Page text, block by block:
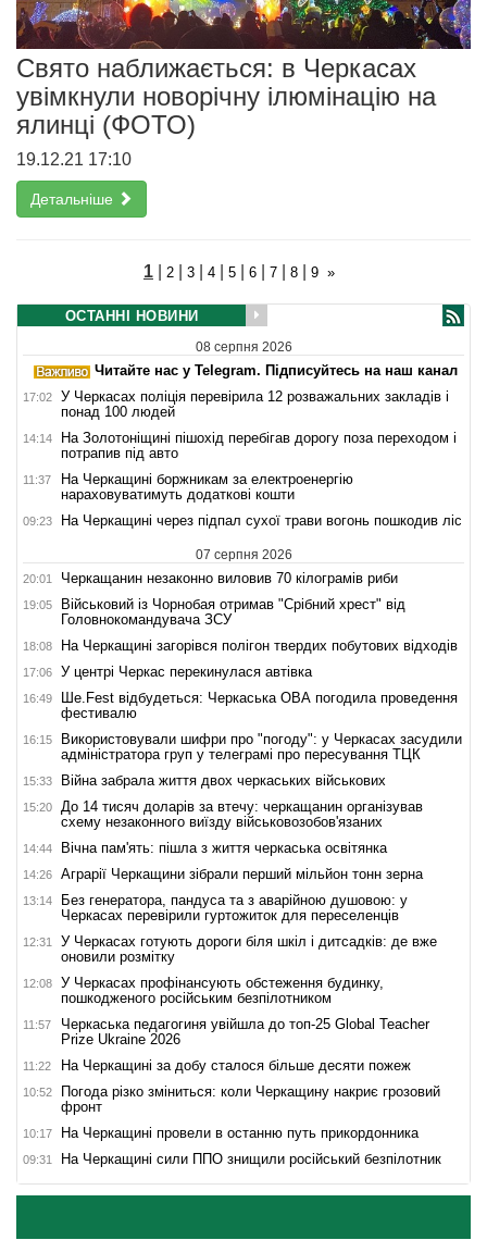
Свято наближається: в Черкасах
увімкнули новорічну ілюмінацію на
ялинці (ФОТО)
19.12.21 17:10
Детальніше
1 2 3 4 5 6 7 8 9 »
ОСТАННІ НОВИНИ
08 серпня 2026
Читайте нас у Telegram. Підписуйтесь на наш канал
17:02
У Черкасах поліція перевірила 12 розважальних закладів і
понад 100 людей
14:14
На Золотоніщині пішохід перебігав дорогу поза переходом і
потрапив під авто
11:37
На Черкащині боржникам за електроенергію
нараховуватимуть додаткові кошти
09:23 На Черкащині через підпал сухої трави вогонь пошкодив ліс
07 серпня 2026
20:01 Черкащанин незаконно виловив 70 кілограмів риби
19:05
Військовий із Чорнобая отримав "Срібний хрест" від
Головнокомандувача ЗСУ
18:08 На Черкащині загорівся полігон твердих побутових відходів
17:06 У центрі Черкас перекинулася автівка
16:49
Ше.Fest відбудеться: Черкаська ОВА погодила проведення
фестивалю
16:15
Використовували шифри про "погоду": у Черкасах засудили
адміністратора груп у телеграмі про пересування ТЦК
15:33 Війна забрала життя двох черкаських військових
15:20
До 14 тисяч доларів за втечу: черкащанин організував
схему незаконного виїзду військовозобов'язаних
14:44 Вічна пам'ять: пішла з життя черкаська освітянка
14:26 Аграрії Черкащини зібрали перший мільйон тонн зерна
13:14
Без генератора, пандуса та з аварійною душовою: у
Черкасах перевірили гуртожиток для переселенців
12:31
У Черкасах готують дороги біля шкіл і дитсадків: де вже
оновили розмітку
12:08
У Черкасах профінансують обстеження будинку,
пошкодженого російським безпілотником
11:57
Черкаська педагогиня увійшла до топ-25 Global Teacher
Prize Ukraine 2026
11:22 На Черкащині за добу сталося більше десяти пожеж
10:52
Погода різко зміниться: коли Черкащину накриє грозовий
фронт
10:17 На Черкащині провели в останню путь прикордонника
09:31 На Черкащині сили ППО знищили російський безпілотник